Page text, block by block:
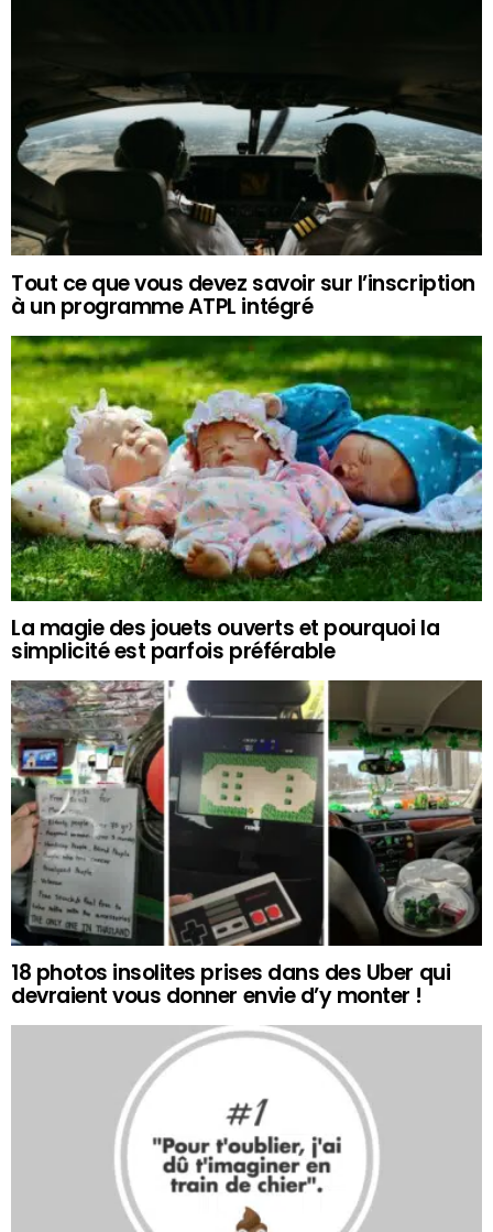
Tout ce que vous devez savoir sur l’inscription
à un programme ATPL intégré
La magie des jouets ouverts et pourquoi la
simplicité est parfois préférable
18 photos insolites prises dans des Uber qui
devraient vous donner envie d’y monter !